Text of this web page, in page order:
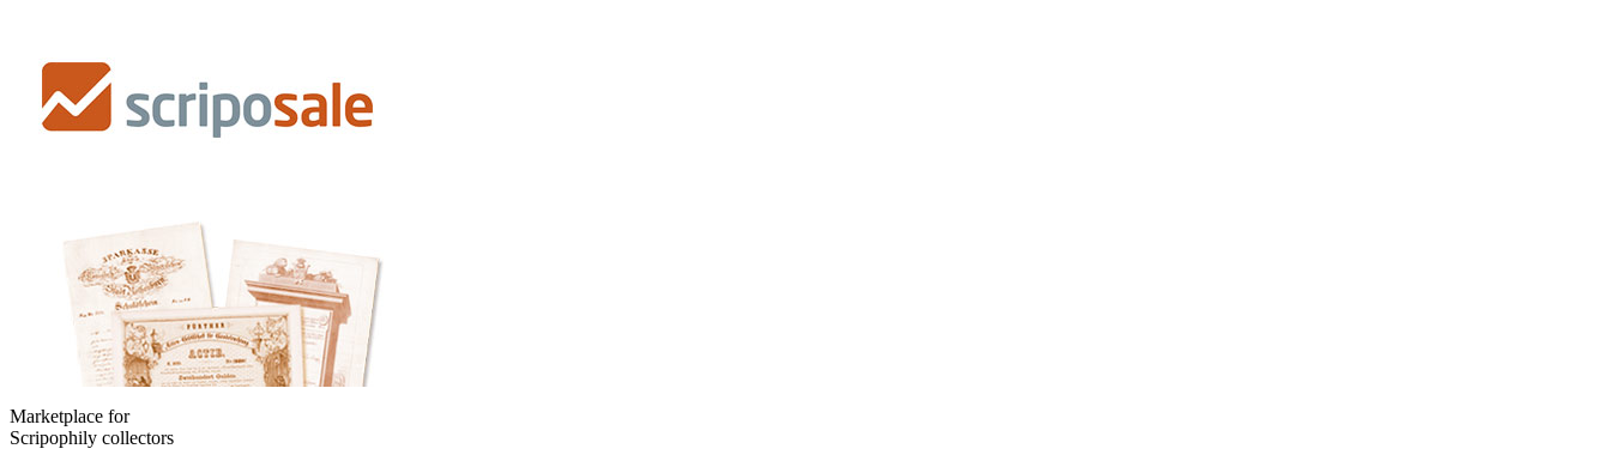
Marketplace for
Scripophily collectors